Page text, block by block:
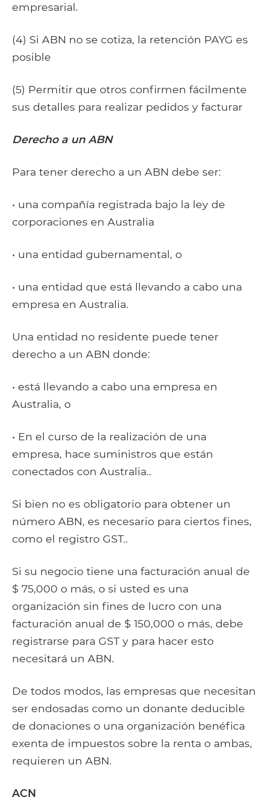
empresarial.
(4) Si ABN no se cotiza, la retención PAYG es
posible
(5) Permitir que otros confirmen fácilmente
sus detalles para realizar pedidos y facturar
Derecho a un ABN
Para tener derecho a un ABN debe ser:
• una compañía registrada bajo la ley de
corporaciones en Australia
• una entidad gubernamental, o
• una entidad que está llevando a cabo una
empresa en Australia.
Una entidad no residente puede tener
derecho a un ABN donde:
• está llevando a cabo una empresa en
Australia, o
• En el curso de la realización de una
empresa, hace suministros que están
conectados con Australia..
Si bien no es obligatorio para obtener un
número ABN, es necesario para ciertos fines,
como el registro GST..
Si su negocio tiene una facturación anual de
$ 75,000 o más, o si usted es una
organización sin fines de lucro con una
facturación anual de $ 150,000 o más, debe
registrarse para GST y para hacer esto
necesitará un ABN.
De todos modos, las empresas que necesitan
ser endosadas como un donante deducible
de donaciones o una organización benéfica
exenta de impuestos sobre la renta o ambas,
requieren un ABN.
ACN